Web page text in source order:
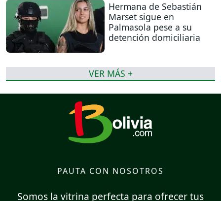
Hermana de Sebastián
Marset sigue en
Palmasola pese a su
detención domiciliaria
VER MÁS +
PAUTA CON NOSOTROS
Somos la vitrina perfecta para ofrecer tus